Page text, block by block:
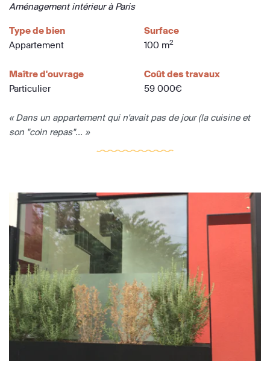
Aménagement intérieur à Paris
Type de bien
Appartement
Surface
100 m2
Maître d'ouvrage
Particulier
Coût des travaux
59 000€
« Dans un appartement qui n'avait pas de jour (la cuisine et
son "coin repas"... »